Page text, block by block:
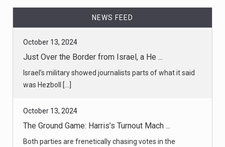
NEWS FEED
October 13, 2024
Just Over the Border from Israel, a He ...
Israel’s military showed journalists parts of what it said
was Hezboll [...]
October 13, 2024
The Ground Game: Harris’s Turnout Mach ...
Both parties are frenetically chasing votes in the